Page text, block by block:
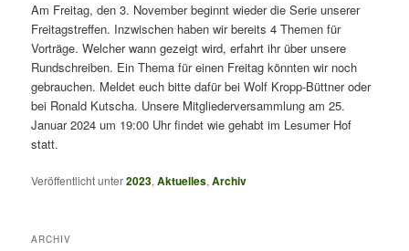
Am Freitag, den 3. November beginnt wieder die Serie unserer
Freitagstreffen. Inzwischen haben wir bereits 4 Themen für
Vorträge. Welcher wann gezeigt wird, erfahrt ihr über unsere
Rundschreiben. Ein Thema für einen Freitag könnten wir noch
gebrauchen. Meldet euch bitte dafür bei Wolf Kropp-Büttner oder
bei Ronald Kutscha. Unsere Mitgliederversammlung am 25.
Januar 2024 um 19:00 Uhr findet wie gehabt im Lesumer Hof
statt.
Veröffentlicht unter2023,Aktuelles,Archiv
ARCHIV